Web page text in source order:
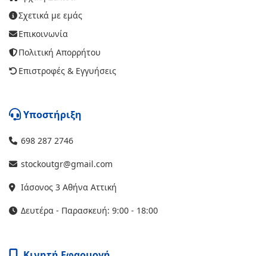
Σχετικά με εμάς
Επικοινωνία
Πολιτική Απορρήτου
Επιστροφές & Εγγυήσεις
Υποστήριξη
698 287 2746
stockoutgr@gmail.com
Ιάσονος 3 Αθήνα Αττική
Δευτέρα - Παρασκευή: 9:00 - 18:00